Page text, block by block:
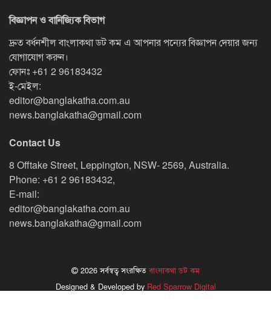
বিজ্ঞাপন ও বানিজ্যিক বিভাগ
দ্রুত বর্ধনশীল বাংলাকথা ডট কম এ আপনার পন্যের বিজ্ঞাপন দেয়ার জন্য
যোগাযোগ করুন।
ফোনঃ +61 2 96183432
ই-মেইল:
editor@banglakatha.com.au
news.banglakatha@gmail.com
Contact Us
8 Offtake Street, Leppington, NSW- 2569, Australia.
Phone: +61 2 96183432,
E-mail:
editor@banglakatha.com.au
news.banglakatha@gmail.com
2026 সর্বস্বত্ব সংরক্ষিতবাংলাকথা ডট কম
Designed & Developed by Red Sparrow Digital